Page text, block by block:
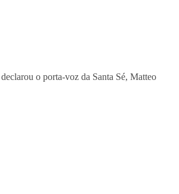
o porta-voz da Santa Sé, Matteo